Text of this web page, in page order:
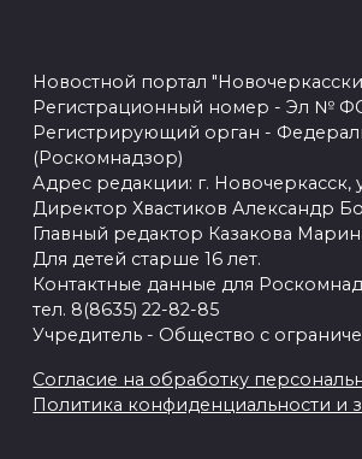
Новостной портал
Регистрационный номер - Эл №
Регистрирующий орган -
(Роскомнадзор)
Адрес редакции: г. Новочеркасск,
Директор Хвастиков Александр
Главный редактор Казакова
Для детей старше 16 лет.
Контактные данные для
тел. 8(8635) 22-82-85
Учредитель - Общество с
Согласие на обработку
Политика конфиденциальности